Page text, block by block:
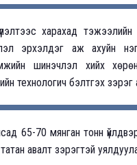
харахад
эрхэлдэг аж ахуйн
шинэчлэл хийх
технологич бэлтгэх
65-70 мянган тонн
авалт зэрэгтэй